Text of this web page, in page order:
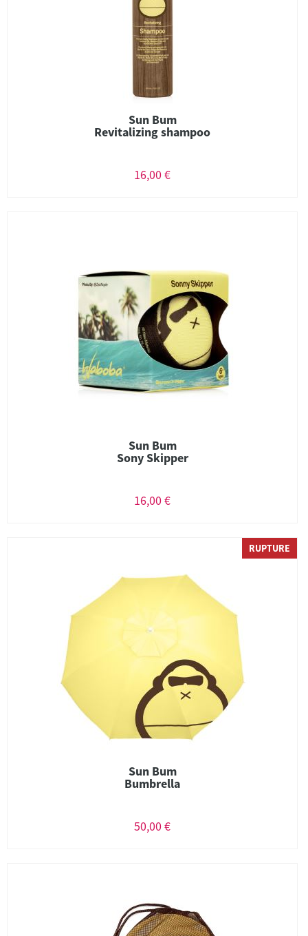
Sun Bum
Revitalizing shampoo
16,00 €
Sun Bum
Sony Skipper
16,00 €
RUPTURE
Sun Bum
Bumbrella
50,00 €